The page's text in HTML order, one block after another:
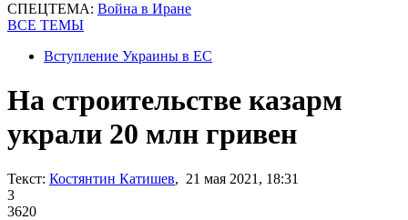
СПЕЦТЕМА: Война в Иране
ВСЕ ТЕМЫ
Вступление Украины в ЕС
На строительстве казарм
украли 20 млн гривен
Текст: Костянтин Катишев, 21 мая 2021, 18:31
3
3620